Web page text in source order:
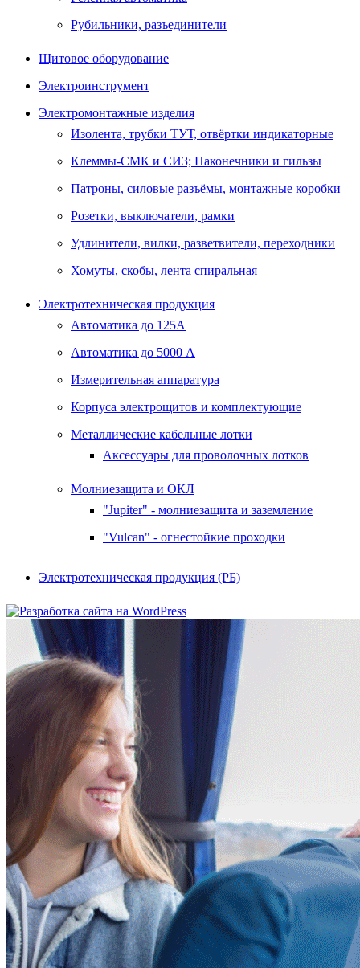
Рубильники, разъединители
Щитовое оборудование
Электроинструмент
Электромонтажные изделия
Изолента, трубки ТУТ, отвёртки индикаторные
Клеммы-СМК и СИЗ; Наконечники и гильзы
Патроны, силовые разъёмы, монтажные коробки
Розетки, выключатели, рамки
Удлинители, вилки, разветвители, переходники
Хомуты, скобы, лента спиральная
Электротехническая продукция
Автоматика до 125А
Автоматика до 5000 А
Измерительная аппаратура
Корпуса электрощитов и комплектующие
Металлические кабельные лотки
Аксессуары для проволочных лотков
Молниезащита и ОКЛ
"Jupiter" - молниезащита и заземление
"Vulcan" - огнестойкие проходки
Электротехническая продукция (РБ)